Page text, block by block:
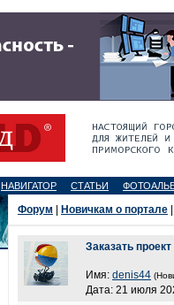
НАВИГАТОР СТАТЬИ
Форум Новичкам о портале
Заказать
Имя: denis44
Дата: 21 июля